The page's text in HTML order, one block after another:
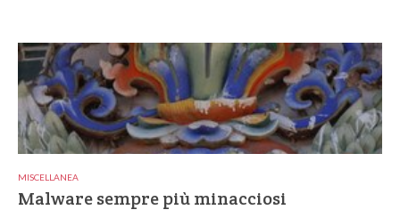
MISCELLANEA
Malware sempre più minacciosi